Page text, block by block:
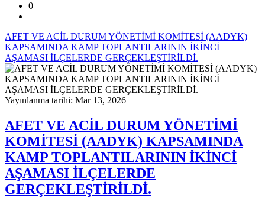
0
AFET VE ACİL DURUM YÖNETİMİ KOMİTESİ (AADYK)
KAPSAMINDA KAMP TOPLANTILARININ İKİNCİ
AŞAMASI İLÇELERDE GERÇEKLEŞTİRİLDİ.
Yayınlanma tarihi: Mar 13, 2026
AFET VE ACİL DURUM YÖNETİMİ
KOMİTESİ (AADYK) KAPSAMINDA
KAMP TOPLANTILARININ İKİNCİ
AŞAMASI İLÇELERDE
GERÇEKLEŞTİRİLDİ.